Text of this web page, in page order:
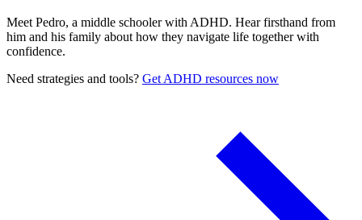
Meet Pedro, a middle schooler with ADHD. Hear firsthand from
him and his family about how they navigate life together with
confidence.
Need strategies and tools? Get ADHD resources now